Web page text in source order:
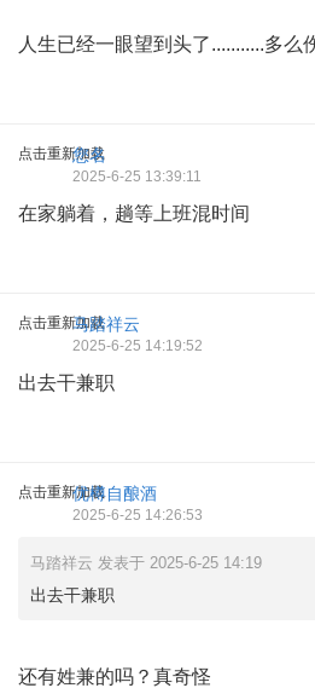
人生已经一眼望到头了...........多么
点击重新加载
您名
2025-6-25 13:39:11
在家躺着，趟等上班混时间
点击重新加载马踏祥云
2025-6-25 14:19:52
出去干兼职
点击重新加载优樽自酿酒
2025-6-25 14:26:53
马踏祥云 发表于 2025-6-25 14:19
出去干兼职
还有姓兼的吗？真奇怪